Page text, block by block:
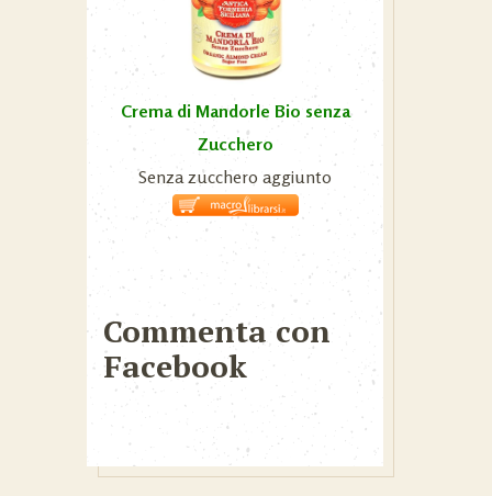
Crema di Mandorle Bio senza
Zucchero
Senza zucchero aggiunto
Commenta con
Facebook